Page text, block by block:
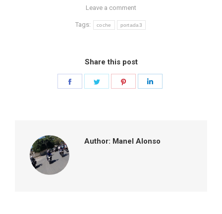
Leave a comment
Tags: coche portada3
Share this post
Author: Manel Alonso